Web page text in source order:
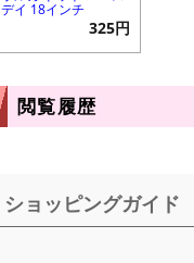
デイ 18インチ
325円
閲覧履歴
ショッピングガイド